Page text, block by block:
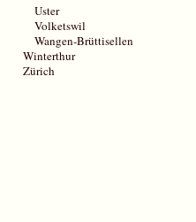
Uster
Volketswil
Wangen-Brüttisellen
Winterthur
Zürich